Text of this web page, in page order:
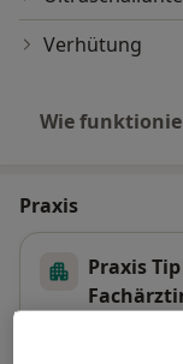
Verhütung
Wie
Praxis
Praxis